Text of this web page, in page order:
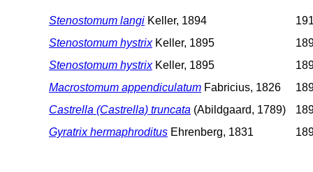
Stenostomum langi Keller, 1894
Stenostomum hystrixKeller, 1895
Stenostomum hystrixKeller, 1895
Macrostomum appendiculatum Fabricius, 1826
Castrella (Castrella) truncata (Abildgaard, 1789)
Gyratrix hermaphroditus Ehrenberg, 1831